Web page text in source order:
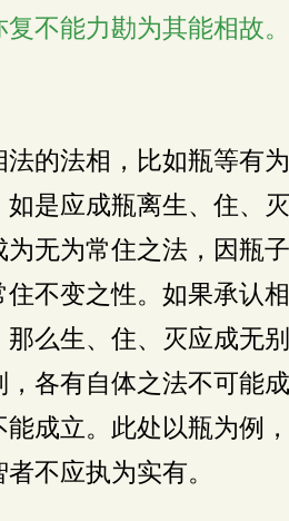
不能力勘为其能相故
的法相，比如瓶等有
是应成瓶离生、住、
无为常住之法，因瓶
不变之性。如果承认
么生、住、灭应成无
各有自体之法不可能
成立。此处以瓶为例
不应执为实有。